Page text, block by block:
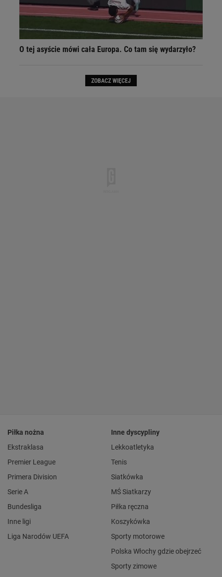
O tej asyście mówi cała Europa. Co tam się wydarzyło?
ZOBACZ WIĘCEJ
Piłka nożna
Ekstraklasa
Premier League
Primera Division
Serie A
Bundesliga
Inne ligi
Liga Narodów UEFA
Inne dyscypliny
Lekkoatletyka
Tenis
Siatkówka
MŚ Siatkarzy
Piłka ręczna
Koszykówka
Sporty motorowe
Polska Włochy gdzie obejrzeć
Sporty zimowe